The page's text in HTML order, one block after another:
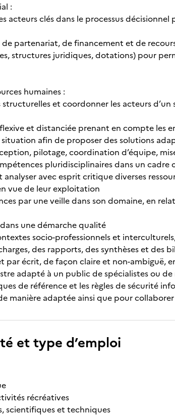
:
acteurs clés dans le processus
partenariat, de financement et de
structures juridiques, dotations) pour
humaines :
et coordonner les acteurs d’un
et distanciée prenant en compte les
situation afin de proposer des solutions
pilotage, coordination d’équipe,
pluridisciplinaires dans un cadre
avec esprit critique diverses
vue de leur exploitation
par une veille dans son domaine, en
une démarche qualité
socio-professionnels et
des rapports, des synthèses et des
par écrit, de façon claire et non-ambiguë,
adapté à un public de spécialistes ou
de référence et les règles de sécurité
manière adaptée ainsi que pour
et type d’emploi
récréatives
scientifiques et techniques